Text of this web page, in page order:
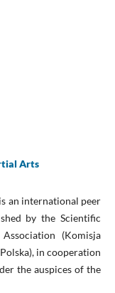
Arts
an international peer
by the Scientific
(Komisja
in coope­ration
the auspices of the